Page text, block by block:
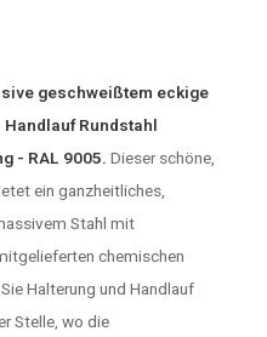
geschweißtem eckige
Rundstahl
- RAL 9005. Dieser schöne,
ein ganzheitliches,
Stahl mit
chemischen
Halterung und Handlauf
Stelle, wo die